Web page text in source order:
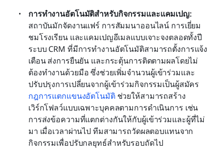
การทำงานอัตโนมัติสำหรับกิจกรรมและแคมเปญ:
สถาบันมักจัดงานแฟร์ การสัมมนาออนไลน์ การเยี่ยม
ชมโรงเรียน และแคมเปญอีเมลแบบเจาะจงตลอดทั้งปี
ระบบ CRM ที่มีการทำงานอัตโนมัติสามารถตั้งการแจ้ง
เตือน ส่งการยืนยัน และกระตุ้นการติดตามผลโดยไม่
ต้องทำงานด้วยมือ ซึ่งช่วยเพิ่มจำนวนผู้เข้าร่วมและ
กฎการแตกแขนงอัตโนมัติ ช่วยให้สามารถสร้าง
เวิร์กโฟลว์แบบเฉพาะบุคคลตามการดำเนินการ เช่น
การส่งข้อความที่แตกต่างกันให้กับผู้เข้าร่วมและผู้ที่ไม่
มา เมื่อเวลาผ่านไป ทีมสามารถวัดผลตอบแทนจาก
กิจกรรมเพื่อปรับกลยุทธ์สำหรับรอบถัดไป